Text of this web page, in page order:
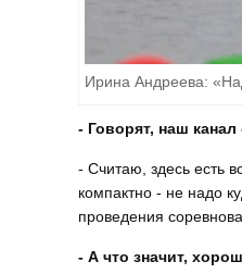
Ирина Андреева:
- Говорят, наш
- Считаю, здесь есть
компактно - не надо
проведения
- А что значит,